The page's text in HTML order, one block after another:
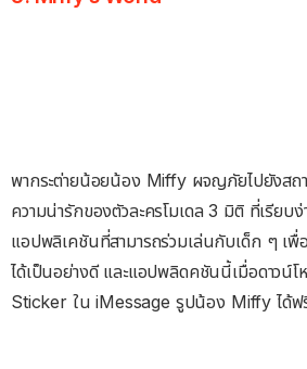
พากระต่ายน้อยน้อง Miffy ผจญภัยไปยังสถ
ความน่ารักของตัวละครโมเดล 3 มิติ ที่เรียบ
แอปพลิเคชันที่สามารถร่วมเล่นกับเด็ก ๆ เพื่
ได้เป็นอย่างดี และแอปพลิดคชันนี้เมื่อดาวน์โห
Sticker ใน iMessage รูปน้อง Miffy ได้ฟ